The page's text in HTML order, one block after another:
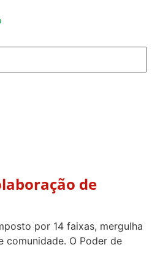
de
por 14 faixas, mergulha
comunidade. O Poder de